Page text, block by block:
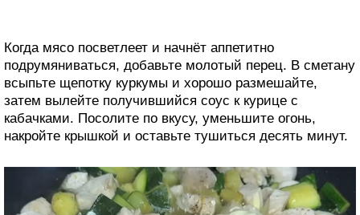
Когда мясо посветлеет и начнёт аппетитно
подрумяниваться, добавьте молотый перец. В сметану
всыпьте щепотку куркумы и хорошо размешайте,
затем вылейте получившийся соус к курице с
кабачками. Посолите по вкусу, уменьшите огонь,
накройте крышкой и оставьте тушиться десять минут.